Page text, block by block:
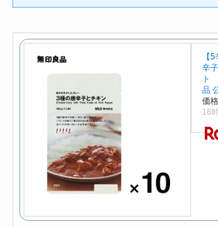
【
辛
ト
品
価
16